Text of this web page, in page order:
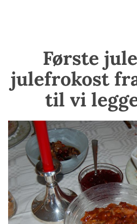
Første
julefrokost
til vi